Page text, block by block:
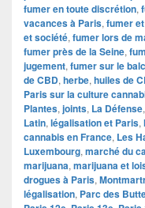
fumer en toute discrétion,
vacances à Paris, fumer
et société, fumer lors de
fumer près de la Seine,
jugement, fumer sur le
de CBD, herbe, huiles de
Paris sur la culture
Plantes, joints, La Défense,
Latin, légalisation et Paris,
cannabis en France, Les
Luxembourg, marché du
marijuana, marijuana et
drogues à Paris,
légalisation, Parc des